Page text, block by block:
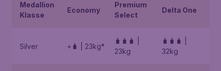
Medallion
Klasse
Economy
Premium
Select
Delta One
Silver +🧳 | 23kg*
🧳🧳🧳 |
23kg
🧳🧳🧳 |
32kg